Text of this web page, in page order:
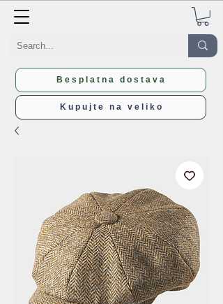
Besplatna dostava
Kupujte na veliko